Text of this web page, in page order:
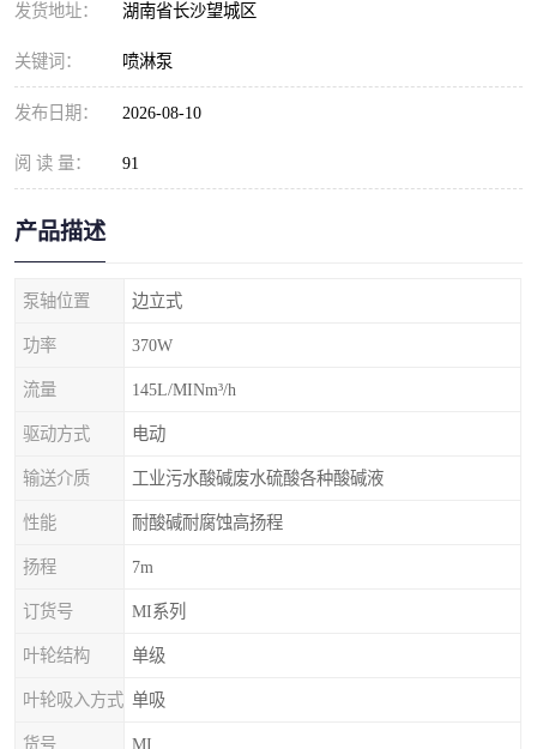
发货地址： 湖南省长沙望城区
关键词： 喷淋泵
发布日期： 2026-08-10
阅 读 量： 91
产品描述
泵轴位置 边立式
功率 370W
流量 145L/MINm³/h
驱动方式 电动
输送介质 工业污水酸碱废水硫酸各种酸碱液
性能 耐酸碱耐腐蚀高扬程
扬程 7m
订货号 MI系列
叶轮结构 单级
叶轮吸入方式 单吸
货号 MI